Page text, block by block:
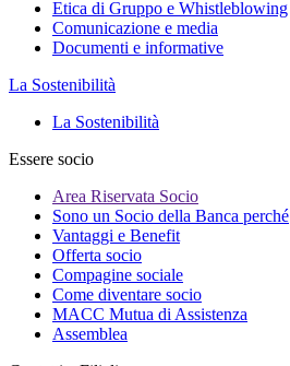
Etica di Gruppo e Whistleblowing
Comunicazione e media
Documenti e informative
La Sostenibilità
La Sostenibilità
Essere socio
Area Riservata Socio
Sono un Socio della Banca perché
Vantaggi e Benefit
Offerta socio
Compagine sociale
Come diventare socio
MACC Mutua di Assistenza
Assemblea